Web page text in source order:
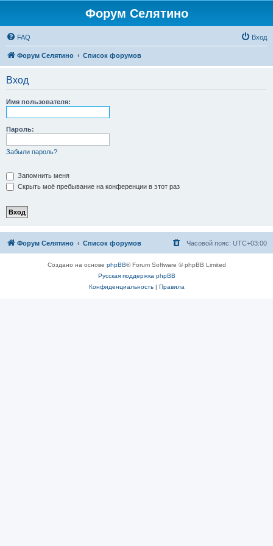
Форум Селятино
FAQ Вход
Форум Селятино Список форумов
Вход
Имя пользователя:
Пароль:
Забыли пароль?
Запомнить меня
Скрыть моё пребывание на конференции в этот раз
Форум Селятино Список форумов Часовой пояс: UTC+03:00
Создано на основе phpBB® Forum Software © phpBB Limited
Русская поддержка phpBB
Конфиденциальность| Правила